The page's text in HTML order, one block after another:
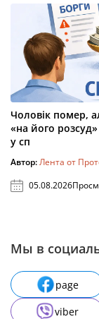
Чоловік помер,
«на його
у сп
Автор:Лента от
05.08.2026
Мы в
page
viber